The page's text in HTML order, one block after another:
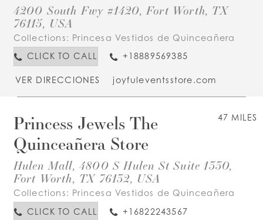
4200 South Fwy #1420, Fort Worth, TX
76115, USA
Collections: Princesa Vestidos de Quinceañera
CLICK TO CALL
+18889569385
VER DIRECCIONES joyfuleventsstore.com
47 MILES
Princess Jewels The
Quinceañera Store
Hulen Mall, 4800 S Hulen St Suite 1330,
Fort Worth, TX 76132, USA
Collections: Princesa Vestidos de Quinceañera
CLICK TO CALL
+16822243567